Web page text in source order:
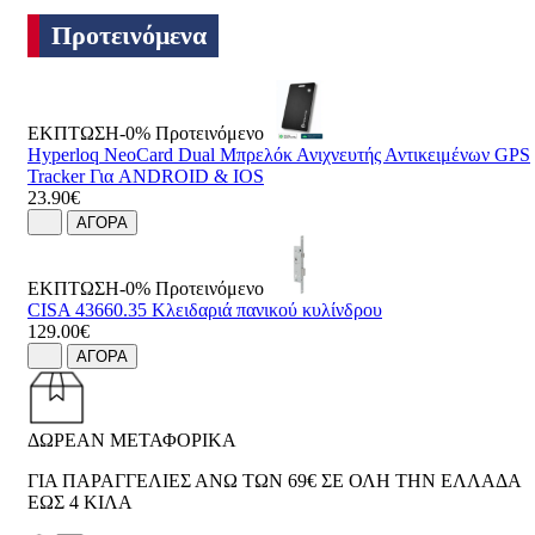
Προτεινόμενα
ΕΚΠΤΩΣΗ-0% Προτεινόμενο
Hyperloq NeoCard Dual Μπρελόκ Ανιχνευτής Αντικειμένων GPS
Tracker Για ANDROID & IOS
23.90€
ΑΓΟΡΑ
ΕΚΠΤΩΣΗ-0% Προτεινόμενο
CISA 43660.35 Κλειδαριά πανικού κυλίνδρου
129.00€
ΑΓΟΡΑ
ΔΩΡΕΑΝ ΜΕΤΑΦΟΡΙΚΑ
ΓΙΑ ΠΑΡΑΓΓΕΛΙΕΣ ΑΝΩ ΤΩΝ 69€ ΣΕ ΟΛΗ ΤΗΝ ΕΛΛΑΔΑ
ΕΩΣ 4 ΚΙΛΑ